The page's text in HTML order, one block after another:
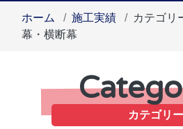
ホーム 施工実績 カテゴリ
幕・横断幕
カテゴリー